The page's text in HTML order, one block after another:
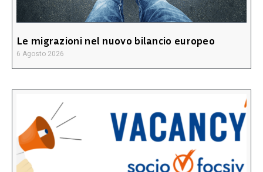
Le migrazioni nel nuovo bilancio europeo
6 Agosto 2026